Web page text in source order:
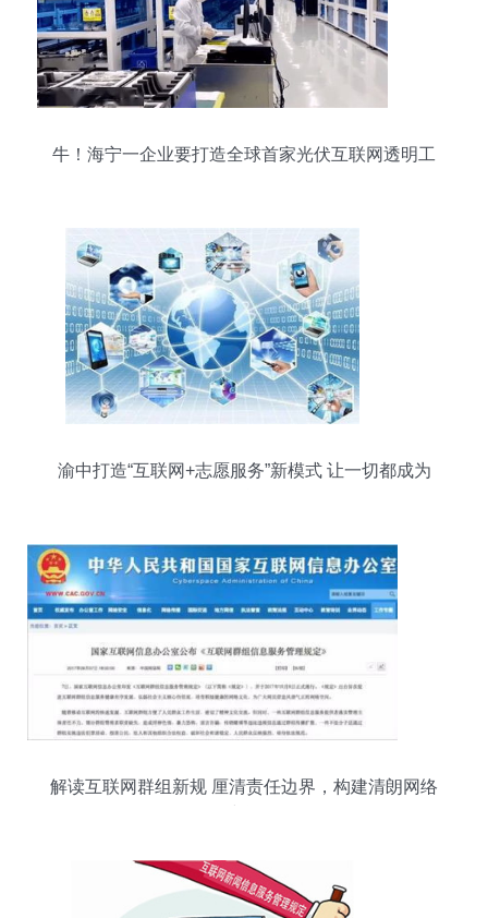
牛！海宁一企业要打造全球首家光伏互联网透明工
渝中打造“互联网+志愿服务”新模式 让一切都成为
解读互联网群组新规 厘清责任边界，构建清朗网络